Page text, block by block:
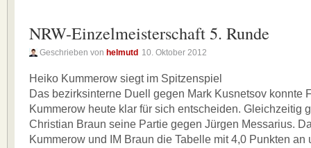
NRW-Einzelmeisterschaft 5. Runde
Geschrieben von helmutd 10. Oktober 2012
Heiko Kummerow siegt im Spitzenspiel
Das bezirksinterne Duell gegen Mark Kusnetsov konnte
Kummerow heute klar für sich entscheiden. Gleichzeitig
Christian Braun seine Partie gegen Jürgen Messarius.
Kummerow und IM Braun die Tabelle mit 4,0 Punkten an